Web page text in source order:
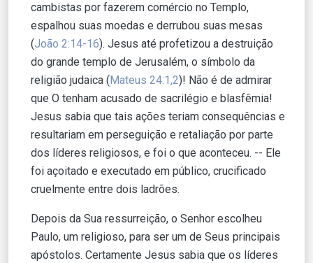
cambistas por fazerem comércio no Templo,
espalhou suas moedas e derrubou suas mesas
(João 2:14-16). Jesus até profetizou a destruição
do grande templo de Jerusalém, o símbolo da
religião judaica (Mateus 24:1,2)! Não é de admirar
que O tenham acusado de sacrilégio e blasfêmia!
Jesus sabia que tais ações teriam consequências e
resultariam em perseguição e retaliação por parte
dos líderes religiosos, e foi o que aconteceu. -- Ele
foi açoitado e executado em público, crucificado
cruelmente entre dois ladrões.
Depois da Sua ressurreição, o Senhor escolheu
Paulo, um religioso, para ser um de Seus principais
apóstolos. Certamente Jesus sabia que os líderes